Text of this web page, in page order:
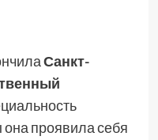
Санкт-
проявила себя